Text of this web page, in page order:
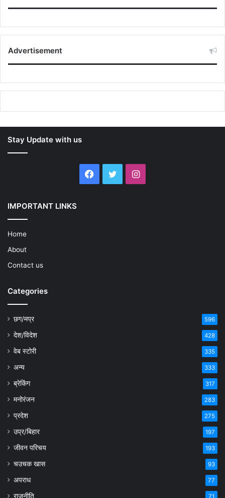
Advertisement
Stay Update with us
Facebook
TwitterInstagram
IMPORTANT LINKS
Home
About
Contact us
Categories
छग/मप्र 596
देश/विदेश 428
वेब स्टोरी 335
अन्य 333
ब्रेकिंग 317
मनोरंजन 283
प्रदेश 275
उप्र/बिहार 197
जीवन परिचय 193
चउचक खास 93
अपराध 77
राजनीति 71